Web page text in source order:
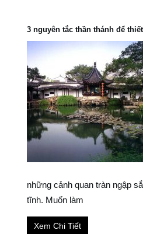
3 nguyên tắc thần thánh để
những cảnh quan tràn ngập
tĩnh. Muốn làm
Xem Chi Tiết